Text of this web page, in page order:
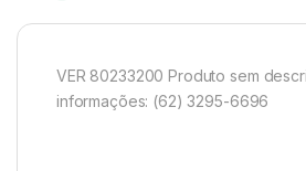
VER 80233200 Produto sem
informações: (62) 3295-6696